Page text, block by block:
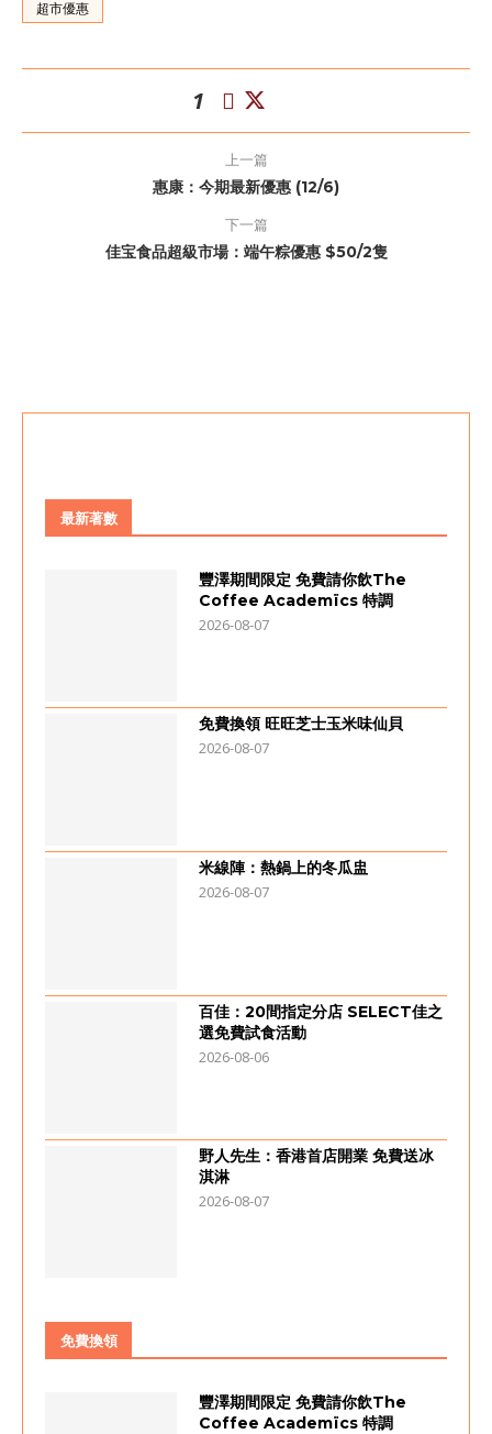
超市優惠
1
上一篇
惠康：今期最新優惠 (12/6)
下一篇
佳宝食品超級市場：端午粽優惠 $50/2隻
最新著數
豐澤期間限定 免費請你飲The
Coffee Academïcs 特調
2026-08-07
免費換領 旺旺芝士玉米味仙貝
2026-08-07
米線陣：熱鍋上的冬瓜盅
2026-08-07
百佳：20間指定分店 SELECT佳之
選免費試食活動
2026-08-06
野人先生：香港首店開業 免費送冰
淇淋
2026-08-07
免費換領
豐澤期間限定 免費請你飲The
Coffee Academïcs 特調